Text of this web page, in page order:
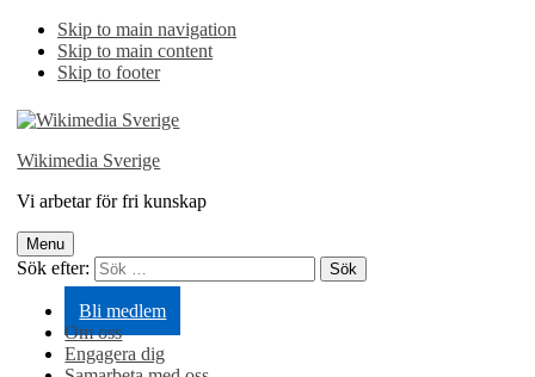
Skip to main navigation
Skip to main content
Skip to footer
Wikimedia Sverige
Vi arbetar för fri kunskap
Menu
Sök efter:
Bli medlem
Om oss
Engagera dig